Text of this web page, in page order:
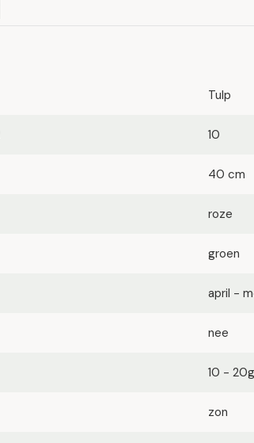
Tulp
10
40 cm
roze
groen
april -
nee
10 - 20g
zon